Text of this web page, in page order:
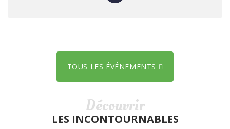
TOUS LES ÉVÉNEMENTS
Découvrir
LES INCONTOURNABLES